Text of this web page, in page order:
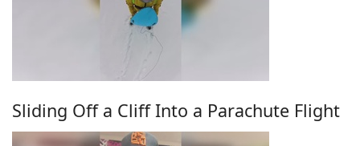
Sliding Off a Cliff Into a Parachute Flight